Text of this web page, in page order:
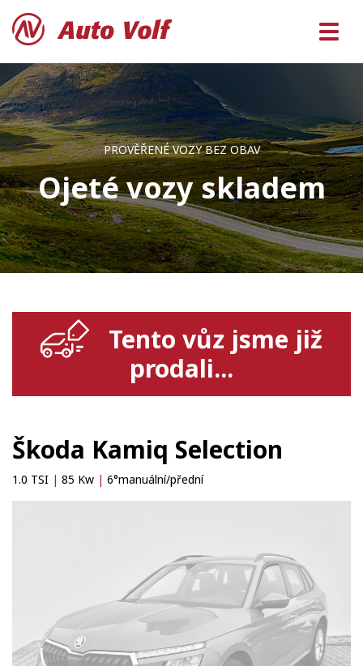
PROVĚŘENÉ VOZY BEZ OBAV
Ojeté vozy skladem
Tento vůz jsme již
prodali...
Škoda Kamiq Selection
1.0 TSI | 85 Kw | 6°manuální/přední